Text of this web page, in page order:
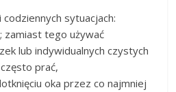
sytuacjach:
zamiast tego używać
lub indywidualnych czystych
prać,
oka przez co najmniej